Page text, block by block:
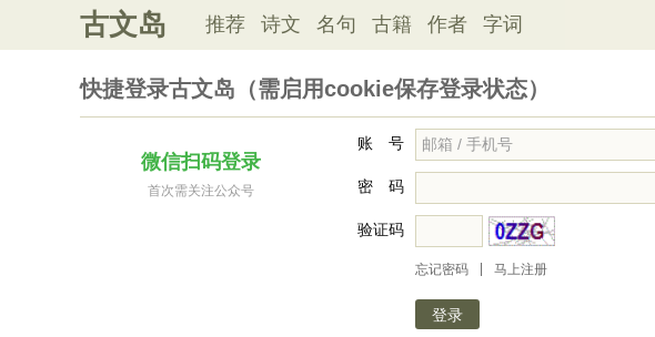
古文岛 推荐 诗文 名句 古籍 作者 字词
快捷登录古文岛（需启用cookie保存登录状态）
微信扫码登录
首次需关注公众号
账 号
密 码
验证码
忘记密码 马上注册